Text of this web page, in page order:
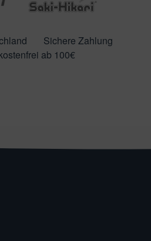
Sichere Zahlung
ab 100€